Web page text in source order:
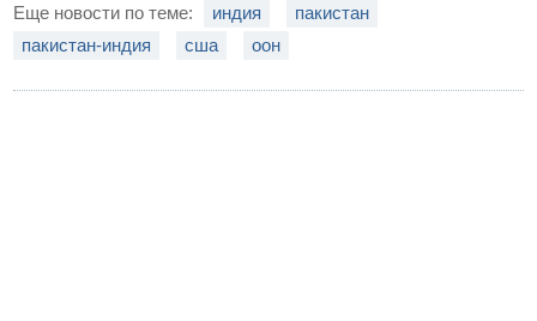
Еще новости по теме: индия
пакистан
пакистан-индия
сша оон